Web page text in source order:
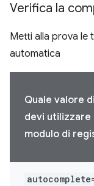
Verifica la
Metti alla prova le
automatica
Quale valore
devi utilizzare
modulo di